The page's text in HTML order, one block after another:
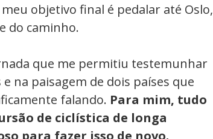
objetivo final é pedalar até Oslo,
do caminho.
que me permitiu testemunhar
na paisagem de dois países que
falando. Para mim, tudo
de ciclística de longa
para fazer isso de novo.